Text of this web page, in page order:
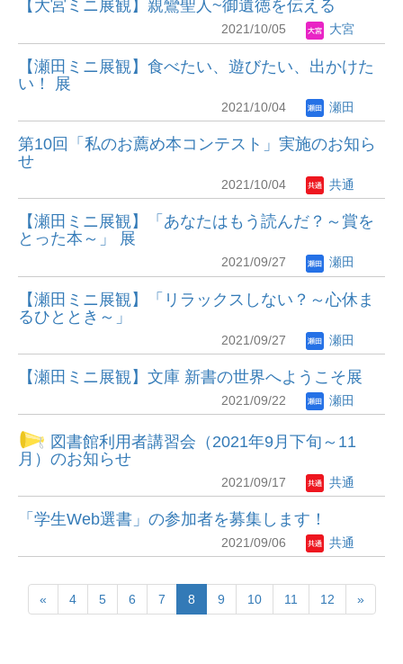
【大宮ミニ展観】親鸞聖人~御遺徳を伝える
2021/10/05 大宮
【瀬田ミニ展観】食べたい、遊びたい、出かけた
い！ 展
2021/10/04 瀬田
第10回「私のお薦め本コンテスト」実施のお知ら
せ
2021/10/04 共通
【瀬田ミニ展観】「あなたはもう読んだ？～賞を
とった本～」 展
2021/09/27 瀬田
【瀬田ミニ展観】「リラックスしない？～心休ま
るひととき～」
2021/09/27 瀬田
【瀬田ミニ展観】文庫 新書の世界へようこそ展
2021/09/22 瀬田
図書館利用者講習会（2021年9月下旬～11
月）のお知らせ
2021/09/17 共通
「学生Web選書」の参加者を募集します！
2021/09/06 共通
« 4 5 6 7 8 9 10 11 12 »